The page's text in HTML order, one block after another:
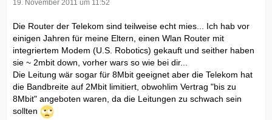
19. November 2011 um 11:52
Die Router der Telekom sind teilweise echt mies... Ich hab vor
einigen Jahren für meine Eltern, einen Wlan Router mit
integriertem Modem (U.S. Robotics) gekauft und seither haben
sie ~ 2mbit down, vorher wars so wie bei dir...
Die Leitung wär sogar für 8Mbit geeignet aber die Telekom hat
die Bandbreite auf 2Mbit limitiert, obwohlim Vertrag "bis zu
8Mbit" angeboten waren, da die Leitungen zu schwach sein
sollten